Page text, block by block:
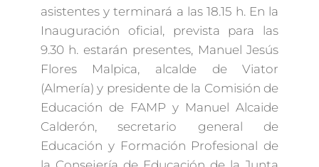
asistentes y terminará a las 18.15 h. En la
Inauguración oficial, prevista para las
9.30 h. estarán presentes, Manuel Jesús
Flores Malpica, alcalde de Viator
(Almería) y presidente de la Comisión de
Educación de FAMP y Manuel Alcaide
Calderón, secretario general de
Educación y Formación Profesional de